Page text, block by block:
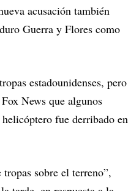
acusación también
Guerra y Flores como
estadounidenses, pero
News que algunos
fue derribado en
sobre el terreno”,